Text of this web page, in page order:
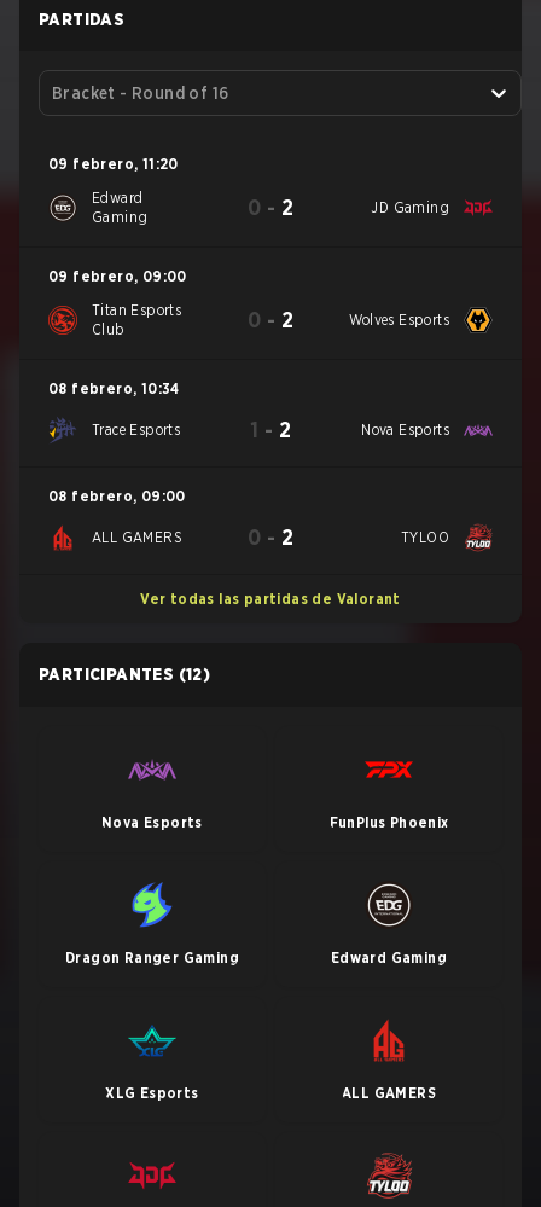
PARTIDAS
Bracket - Round of 16
09 febrero, 11:20
Edward
Gaming
0 - 2 JD Gaming
09 febrero, 09:00
Titan Esports
Club
0 - 2 Wolves Esports
08 febrero, 10:34
Trace Esports 1 - 2 Nova Esports
08 febrero, 09:00
ALL GAMERS 0 - 2 TYLOO
Ver todas las partidas de Valorant
PARTICIPANTES (12)
Nova Esports FunPlus Phoenix
Dragon Ranger Gaming Edward Gaming
XLG Esports ALL GAMERS